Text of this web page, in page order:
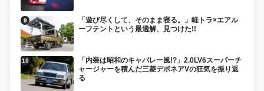
「遊び尽くして、そのまま寝る。」軽トラ×エアル
ーフテントという最適解、見つけた!!
「内装は昭和のキャバレー風!?」2.0LV6スーパーチ
ャージャーを積んだ三菱デボネアVの狂気を振り返
る